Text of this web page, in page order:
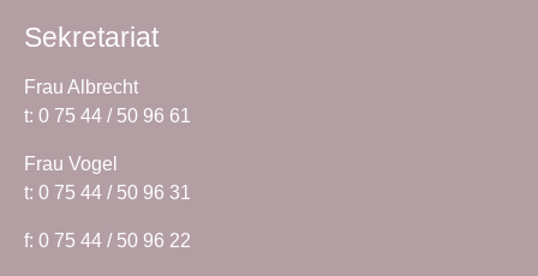
Sekretariat
Frau Albrecht
t: 0 75 44 / 50 96 61
Frau Vogel
t: 0 75 44 / 50 96 31
f: 0 75 44 / 50 96 22